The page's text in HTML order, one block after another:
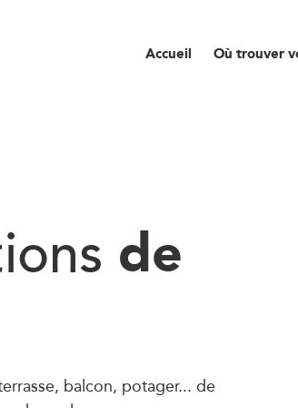
Accueil Où trouver
de
balcon, potager... de